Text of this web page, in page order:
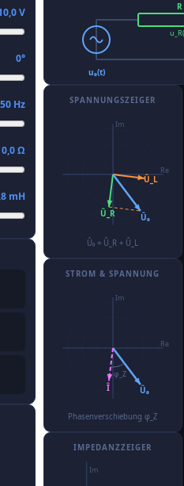
V
0°
50 Hz
Ω
mH
u₀(t)
R
SPANNUNGSZEIGER
Û₀ = Û_R + Û_L
STROM & SPANNUNG
Phasenverschiebung φ_Z
IMPEDANZZEIGER